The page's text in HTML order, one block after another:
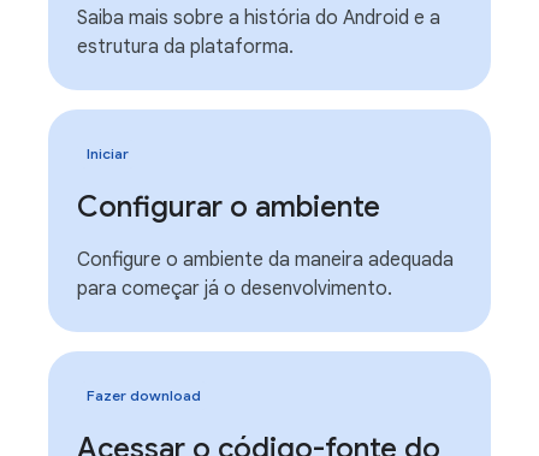
Saiba mais sobre a história do Android e a
estrutura da plataforma.
Iniciar
Configurar o ambiente
Configure o ambiente da maneira adequada
para começar já o desenvolvimento.
Fazer download
Acessar o código-fonte do